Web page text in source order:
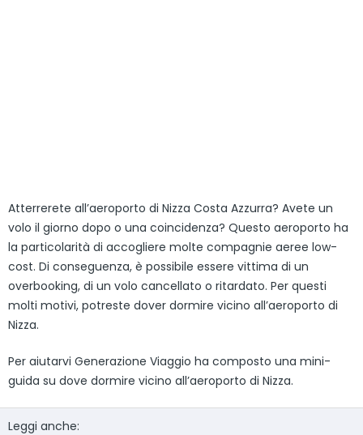
Atterrerete all’aeroporto di Nizza Costa Azzurra? Avete un
volo il giorno dopo o una coincidenza? Questo aeroporto ha
la particolarità di accogliere molte compagnie aeree low-
cost. Di conseguenza, è possibile essere vittima di un
overbooking, di un volo cancellato o ritardato. Per questi
molti motivi, potreste dover dormire vicino all’aeroporto di
Nizza.
Per aiutarvi Generazione Viaggio ha composto una mini-
guida su dove dormire vicino all’aeroporto di Nizza.
Leggi anche: